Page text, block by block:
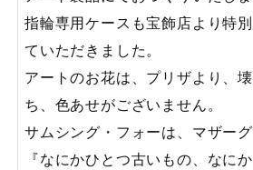
指輪専用ケースも宝飾店より特
ていただきました。
アートのお花は、プリザより、
ち、色あせがございません。
サムシング・フォーは、マザー
『なにかひとつ古いもの、なに